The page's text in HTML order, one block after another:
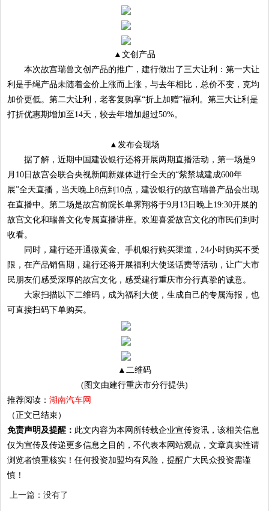
▲文创产品
本次故宫瑞兽文创产品的推广，建行做出了三大让利：第一大让
利是手绳产品未随着金价上涨而上涨，与去年相比，总价不变，克均
加价更低。第二大让利，老客复购享“折上加赠”福利。第三大让利是
打折优惠期增加至14天，较去年增加超过50%。
▲发布会现场
据了解，近期中国建设银行还将开展两期直播活动，第一场是9
月10日故宫会联合央视新闻新媒体进行全天的“紫禁城建成600年
展”全天直播，当天晚上8点到10点，建设银行的故宫瑞兽产品会出现
在直播中。第二场是故宫前院长单霁翔将于9月13日晚上19:30开展的
故宫文化和瑞兽文化专属直播讲座。欢迎喜爱故宫文化的市民们到时
收看。
同时，建行还开通微黄金、手机银行购买渠道，24小时购买不受
限，在产品销售期，建行还将开展福利大使送话费等活动，让广大市
民朋友们感受深厚的故宫文化，感受建行重庆市分行真挚的诚意。
大家扫描以下二维码，成为福利大使，生成自己的专属海报，也
可直接扫码下单购买。
▲二维码
(图文由建行重庆市分行提供)
推荐阅读：湖南汽车网
（正文已结束）
免责声明及提醒： 此文内容为本网所转载企业宣传资讯，该相关信息
仅为宣传及传递更多信息之目的，不代表本网站观点，文章真实性请
浏览者慎重核实！任何投资加盟均有风险，提醒广大民众投资需谨
慎！
上一篇：没有了